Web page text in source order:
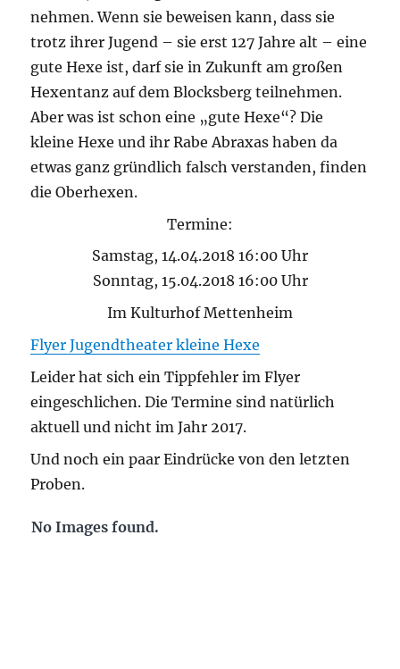
nehmen. Wenn sie beweisen kann, dass sie
trotz ihrer Jugend – sie erst 127 Jahre alt – eine
gute Hexe ist, darf sie in Zukunft am großen
Hexentanz auf dem Blocksberg teilnehmen.
Aber was ist schon eine „gute Hexe“? Die
kleine Hexe und ihr Rabe Abraxas haben da
etwas ganz gründlich falsch verstanden, finden
die Oberhexen.
Termine:
Samstag, 14.04.2018 16:00 Uhr
Sonntag, 15.04.2018 16:00 Uhr
Im Kulturhof Mettenheim
Flyer Jugendtheater kleine Hexe
Leider hat sich ein Tippfehler im Flyer
eingeschlichen. Die Termine sind natürlich
aktuell und nicht im Jahr 2017.
Und noch ein paar Eindrücke von den letzten
Proben.
No Images found.